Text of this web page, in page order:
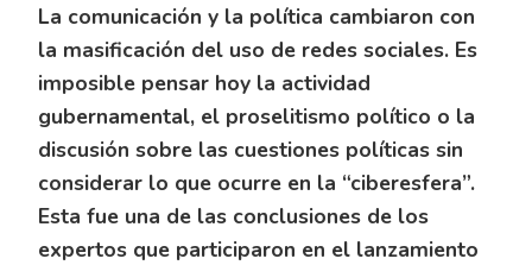
La comunicación y la política cambiaron con
la masificación del uso de redes sociales. Es
imposible pensar hoy la actividad
gubernamental, el proselitismo político o la
discusión sobre las cuestiones políticas sin
considerar lo que ocurre en la “ciberesfera”.
Esta fue una de las conclusiones de los
expertos que participaron en el lanzamiento